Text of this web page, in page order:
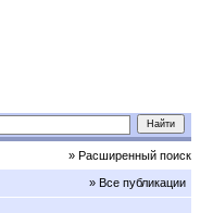
» Расширенный поиск
» Все публикации